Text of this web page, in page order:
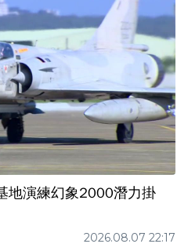
地演練幻象2000潛力掛
2026.08.07 22:17